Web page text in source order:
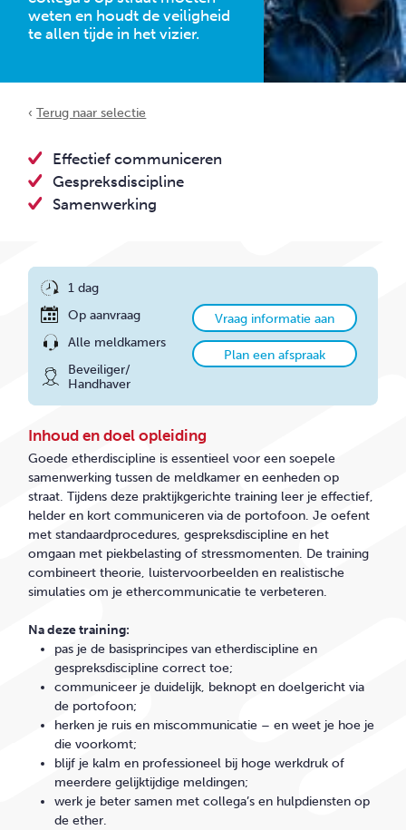
weten en houdt de veiligheid
te allen tijde in het vizier.
‹Terug naar selectie
Effectief communiceren
Gespreksdiscipline
Samenwerking
1 dag
Op aanvraag
Alle meldkamers
Beveiliger/
Handhaver
Vraag informatie aan
Plan een afspraak
Inhoud en doel opleiding
Goede etherdiscipline is essentieel voor een soepele
samenwerking tussen de meldkamer en eenheden op
straat. Tijdens deze praktijkgerichte training leer je effectief,
helder en kort communiceren via de portofoon. Je oefent
met standaardprocedures, gespreksdiscipline en het
omgaan met piekbelasting of stressmomenten. De training
combineert theorie, luistervoorbeelden en realistische
simulaties om je ethercommunicatie te verbeteren.
Na deze training:
pas je de basisprincipes van etherdiscipline en
gespreksdiscipline correct toe;
communiceer je duidelijk, beknopt en doelgericht via
de portofoon;
herken je ruis en miscommunicatie – en weet je hoe je
die voorkomt;
blijf je kalm en professioneel bij hoge werkdruk of
meerdere gelijktijdige meldingen;
werk je beter samen met collega’s en hulpdiensten op
de ether.
CONTACT